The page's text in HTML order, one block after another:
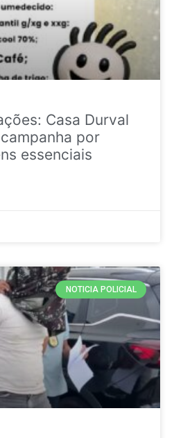
Casa Durval
por
essenciais
NOTICIA POLICIAL